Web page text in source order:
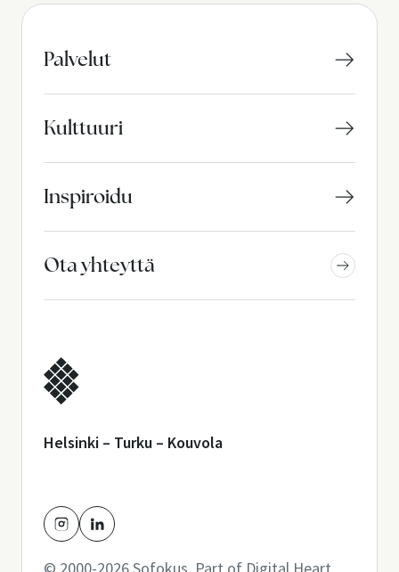
Palvelut
Kulttuuri
Inspiroidu
Ota yhteyttä
Helsinki – Turku – Kouvola